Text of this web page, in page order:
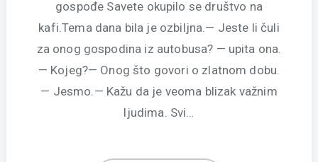
gospođe Savete okupilo se društvo na
kafi.Tema dana bila je ozbiljna.— Jeste li čuli
za onog gospodina iz autobusa? — upita ona.
— Kojeg?— Onog što govori o zlatnom dobu.
— Jesmo.— Kažu da je veoma blizak važnim
ljudima. Svi…